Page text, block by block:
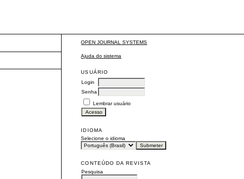
OPEN JOURNAL SYSTEMS
Ajuda do sistema
USUÁRIO
Login
Senha
Lembrar usuário
IDIOMA
Selecione o idioma
CONTEÚDO DA REVISTA
Pesquisa